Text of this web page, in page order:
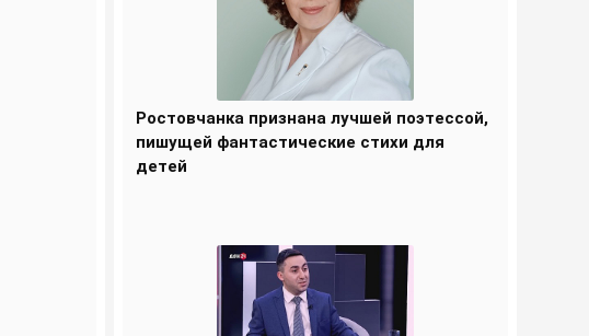
Ростовчанка признана лучшей поэтессой,
пишущей фантастические стихи для
детей